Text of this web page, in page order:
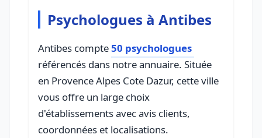
Psychologues à Antibes
Antibes compte50 psychologues
référencés dans notre annuaire. Située
en Provence Alpes Cote Dazur, cette ville
vous offre un large choix
d'établissements avec avis clients,
coordonnées et localisations.